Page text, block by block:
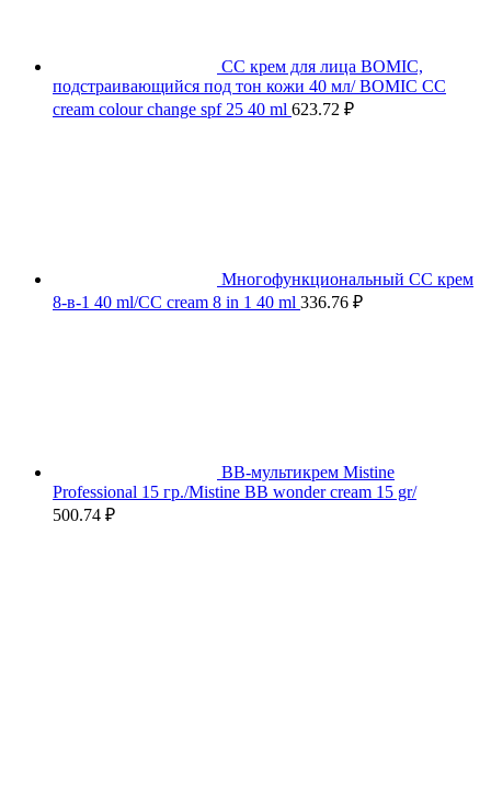
СС крем для лица BOMIC,
подстраивающийся под тон кожи 40 мл/ BOMIC CC
cream colour change spf 25 40 ml 623.72 ₽
Многофункциональный СС крем
8-в-1 40 ml/CC cream 8 in 1 40 ml 336.76 ₽
BB-мультикрем Mistine
Professional 15 гр./Mistine BB wonder cream 15 gr/
500.74 ₽